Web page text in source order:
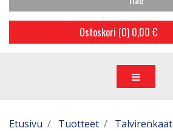
Ostoskori (0) 0,00 €
Etusivu Tuotteet Talvirenkaat